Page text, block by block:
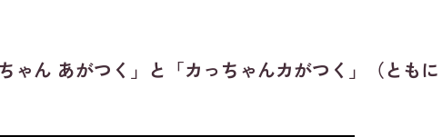
ゃん あがつく」と「カっちゃんカがつく」（ともに